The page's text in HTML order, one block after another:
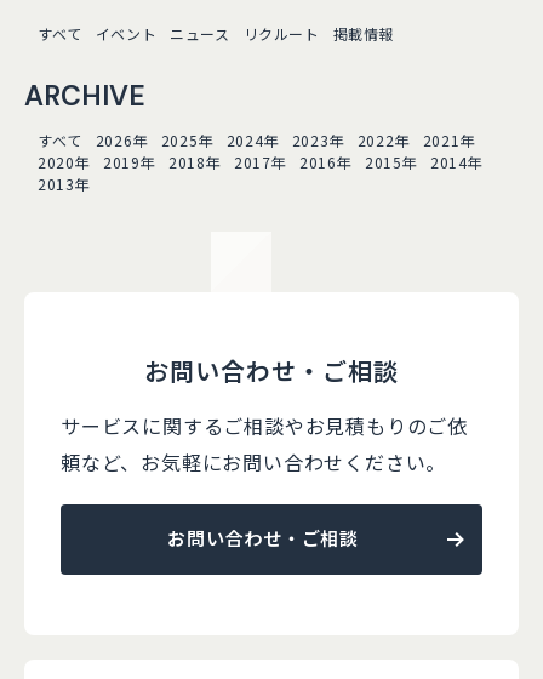
すべて イベント ニュース リクルート 掲載情報
ARCHIVE
すべて 2026年 2025年 2024年 2023年 2022年
2021年
2020年
2019年 2018年 2017年 2016年 2015年
2014年
2013年
お問い合わせ・ご相談
サービスに関するご相談やお見積もりのご依
頼など、 お気軽にお問い合わせください。
お問い合わせ・ご相談